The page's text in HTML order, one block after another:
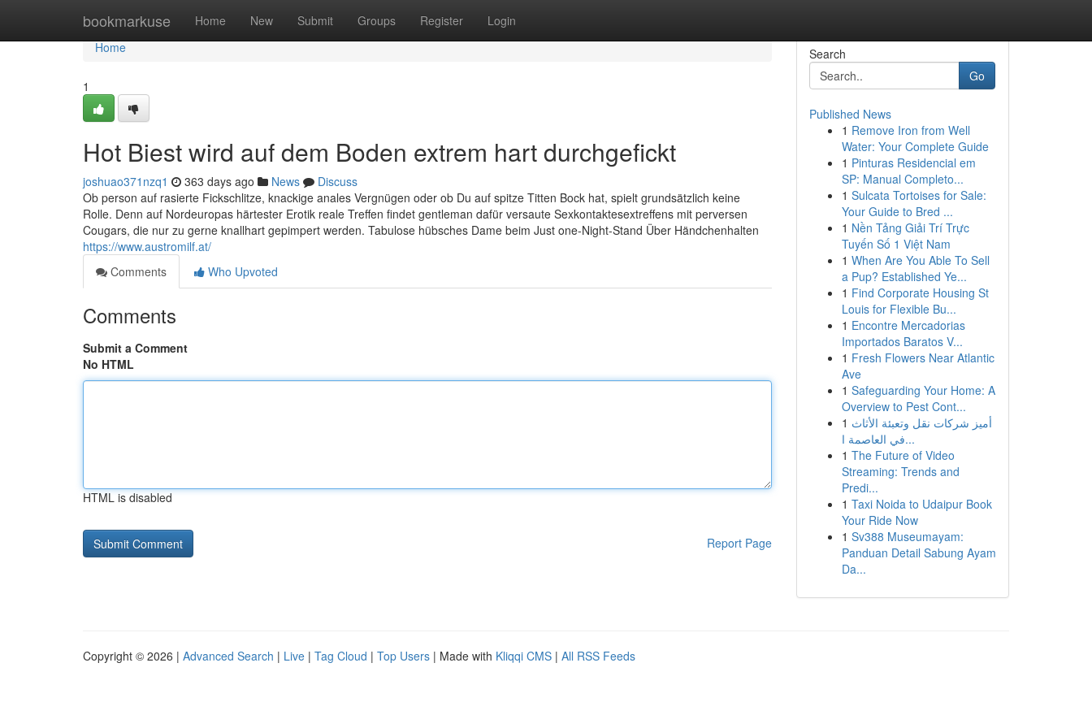
bookmarkuse Home New Submit Groups Register Login
Home
Home
1
Hot Biest wird auf dem Boden extrem hart durchgefickt
joshuao371nzq1 363 days ago News
Discuss
Ob person auf rasierte Fickschlitze, knackige anales Vergnügen oder ob Du auf spitze Titten Bock hat, spielt grundsätzlich keine
Rolle. Denn auf Nordeuropas härtester Erotik reale Treffen findet gentleman dafür versaute Sexkontaktesextreffens mit perversen
Cougars, die nur zu gerne knallhart gepimpert werden. Tabulose hübsches Dame beim Just one-Night-Stand Über Händchenhalten
https://www.austromilf.at/
Comments
Who Upvoted
Comments
Submit a Comment
No HTML
HTML is disabled
Report Page
Search
Go
Published News
1 Remove Iron from Well
Water: Your Complete Guide
1 Pinturas Residencial em
SP: Manual Completo...
1 Sulcata Tortoises for Sale:
Your Guide to Bred ...
1 Nền Tảng Giải Trí Trực
Tuyến Số 1 Việt Nam
1 When Are You Able To Sell
a Pup? Established Ye...
1 Find Corporate Housing St
Louis for Flexible Bu...
1 Encontre Mercadorias
Importados Baratos V...
1 Fresh Flowers Near Atlantic
Ave
1 Safeguarding Your Home: A
Overview to Pest Cont...
1 أميز شركات نقل وتعبئة الأثاث
في العاصمة ا...
1 The Future of Video
Streaming: Trends and
Predi...
1 Taxi Noida to Udaipur Book
Your Ride Now
1 Sv388 Museumayam:
Panduan Detail Sabung Ayam
Da...
Copyright © 2026 | Advanced Search | Live | Tag Cloud | Top Users | Made with Kliqqi CMS | All RSS Feeds